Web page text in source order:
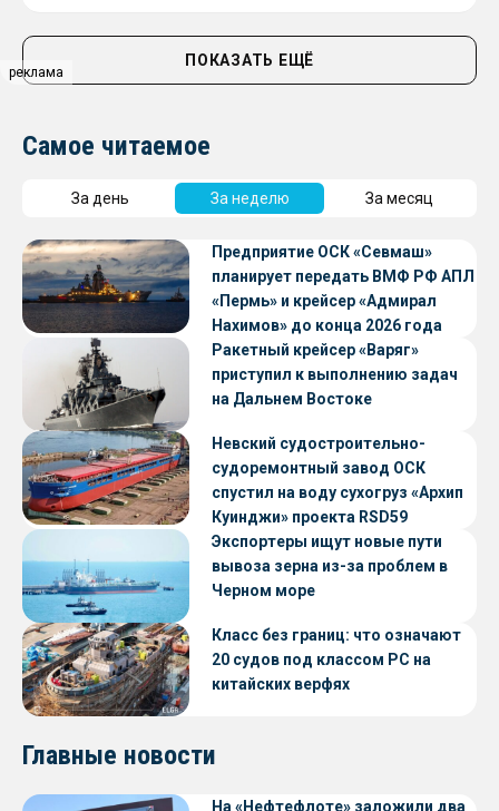
реклама
ПОКАЗАТЬ ЕЩЁ
Самое читаемое
За день За неделю За месяц
Предприятие ОСК «Севмаш»
планирует передать ВМФ РФ АПЛ
«Пермь» и крейсер «Адмирал
Нахимов» до конца 2026 года
Ракетный крейсер «Варяг»
приступил к выполнению задач
на Дальнем Востоке
Невский судостроительно-
судоремонтный завод ОСК
спустил на воду сухогруз «Архип
Куинджи» проекта RSD59
Экспортеры ищут новые пути
вывоза зерна из-за проблем в
Черном море
Класс без границ: что означают
20 судов под классом РС на
китайских верфях
Главные новости
На «Нефтефлоте» заложили два